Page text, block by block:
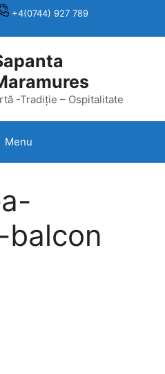
+4(0744) 927 789
-Tradiție – Ospitalitate
Menu
balcon